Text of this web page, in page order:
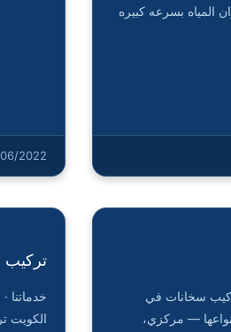
المياه بسرعه كبيره
2022
سخانات في
— مركزي،
تركيب
الكويت